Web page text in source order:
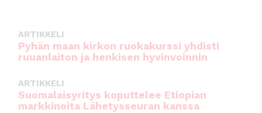
k
ARTIKKELI
Pyhän maan kirkon ruokakurssi yhdisti
ruuanlaiton ja henkisen hyvinvoinnin
ARTIKKELI
Suomalaisyritys koputtelee Etiopian
markkinoita Lähetysseuran kanssa